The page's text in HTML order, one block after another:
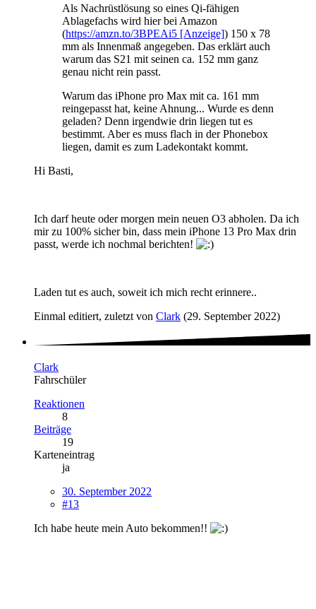
Als Nachrüstlösung so eines Qi-fähigen
Ablagefachs wird hier bei Amazon
(https://amzn.to/3BPEAi5 [Anzeige]) 150 x 78
mm als Innenmaß angegeben. Das erklärt auch
warum das S21 mit seinen ca. 152 mm ganz
genau nicht rein passt.
Warum das iPhone pro Max mit ca. 161 mm
reingepasst hat, keine Ahnung... Wurde es denn
geladen? Denn irgendwie drin liegen tut es
bestimmt. Aber es muss flach in der Phonebox
liegen, damit es zum Ladekontakt kommt.
Hi Basti,
Ich darf heute oder morgen mein neuen O3 abholen. Da ich
mir zu 100% sicher bin, dass mein iPhone 13 Pro Max drin
passt, werde ich nochmal berichten!
Laden tut es auch, soweit ich mich recht erinnere..
Einmal editiert, zuletzt von Clark (29. September 2022)
Clark
Fahrschüler
Reaktionen
8
Beiträge
19
Karteneintrag
ja
30. September 2022
#13
Ich habe heute mein Auto bekommen!!